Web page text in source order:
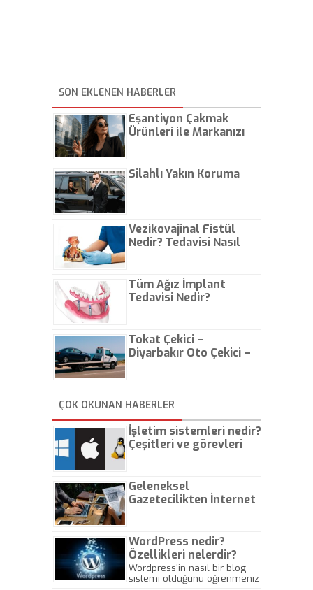
SON EKLENEN HABERLER
Eşantiyon Çakmak
Ürünleri ile Markanızı
Silahlı Yakın Koruma
Vezikovajinal Fistül
Nedir? Tedavisi Nasıl
Tüm Ağız İmplant
Tedavisi Nedir?
Tokat Çekici –
Diyarbakır Oto Çekici –
ÇOK OKUNAN HABERLER
İşletim sistemleri nedir?
Çeşitleri ve görevleri
Geleneksel
Gazetecilikten İnternet
WordPress nedir?
Özellikleri nelerdir?
Wordpress'in nasıl bir blog
sistemi olduğunu öğrenmeniz